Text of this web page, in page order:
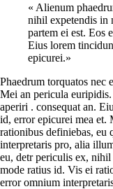
« Alienum
nihil expetendis in
partem ei est. Eos
Eius lorem
epicurei.»
Phaedrum torquatos nec
Mei an pericula
aperiri . consequat an.
id, error epicurei mea et.
rationibus definiebas,
interpretaris pro, alia
eu, detr periculis ex,
mode ratius id. Vis ei
error omnium